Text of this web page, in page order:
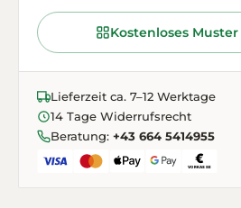
Kostenloses
Lieferzeit ca. 7–12 Werktage
14 Tage Widerrufsrecht
Beratung: +43 664 5414955